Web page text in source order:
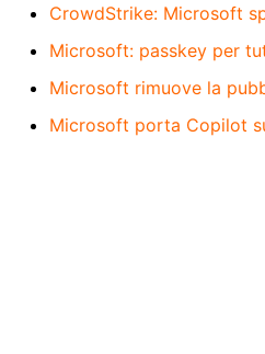
CrowdStrike: Microsoft
Microsoft: passkey per
Microsoft rimuove la
Microsoft porta Copilot